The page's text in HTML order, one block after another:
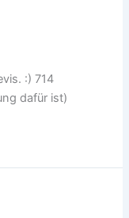
:) 714
dafür ist)